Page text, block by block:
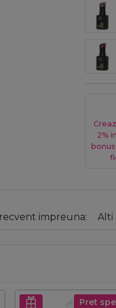
2%
impreuna: Alti
Pret